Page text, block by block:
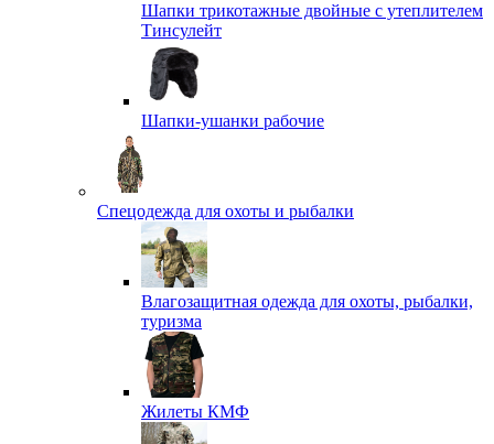
Шапки трикотажные двойные с утеплителем
Тинсулейт
Шапки-ушанки рабочие
Спецодежда для охоты и рыбалки
Влагозащитная одежда для охоты, рыбалки,
туризма
Жилеты КМФ